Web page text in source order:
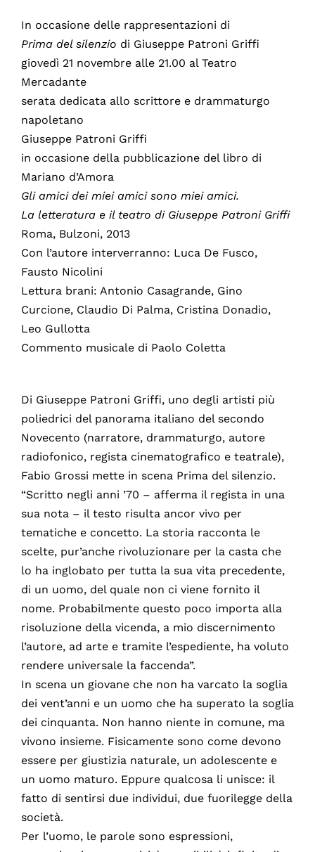
In occasione delle rappresentazioni di
Prima del silenzio di Giuseppe Patroni Griffi
giovedì 21 novembre alle 21.00 al Teatro
Mercadante
serata dedicata allo scrittore e drammaturgo
napoletano
Giuseppe Patroni Griffi
in occasione della pubblicazione del libro di
Mariano d’Amora
Gli amici dei miei amici sono miei amici.
La letteratura e il teatro di Giuseppe Patroni Griffi
Roma, Bulzoni, 2013
Con l’autore interverranno: Luca De Fusco,
Fausto Nicolini
Lettura brani: Antonio Casagrande, Gino
Curcione, Claudio Di Palma, Cristina Donadio,
Leo Gullotta
Commento musicale di Paolo Coletta
Di Giuseppe Patroni Griffi, uno degli artisti più
poliedrici del panorama italiano del secondo
Novecento (narratore, drammaturgo, autore
radiofonico, regista cinematografico e teatrale),
Fabio Grossi mette in scena Prima del silenzio.
“Scritto negli anni ’70 – afferma il regista in una
sua nota – il testo risulta ancor vivo per
tematiche e concetto. La storia racconta le
scelte, pur’anche rivoluzionare per la casta che
lo ha inglobato per tutta la sua vita precedente,
di un uomo, del quale non ci viene fornito il
nome. Probabilmente questo poco importa alla
risoluzione della vicenda, a mio discernimento
l’autore, ad arte e tramite l’espediente, ha voluto
rendere universale la faccenda”.
In scena un giovane che non ha varcato la soglia
dei vent’anni e un uomo che ha superato la soglia
dei cinquanta. Non hanno niente in comune, ma
vivono insieme. Fisicamente sono come devono
essere per giustizia naturale, un adolescente e
un uomo maturo. Eppure qualcosa li unisce: il
fatto di sentirsi due individui, due fuorilegge della
società.
Per l’uomo, le parole sono espressioni,